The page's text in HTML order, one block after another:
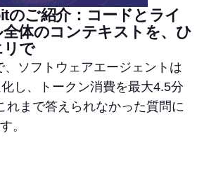
のご紹介：コードとライ
体のコンテキストを、ひ
リで
、ソフトウェアエージェントは
し、トークン消費を最大4.5分
れまで答えられなかった質問に
。